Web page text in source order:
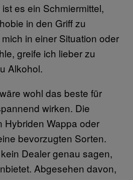
es ein Schmiermittel,
in den Griff zu
in einer Situation oder
greife ich lieber zu
Alkohol.
wohl das beste für
wirken. Die
Hybriden Wappa oder
bevorzugten Sorten.
Dealer genau sagen,
Abgesehen davon,